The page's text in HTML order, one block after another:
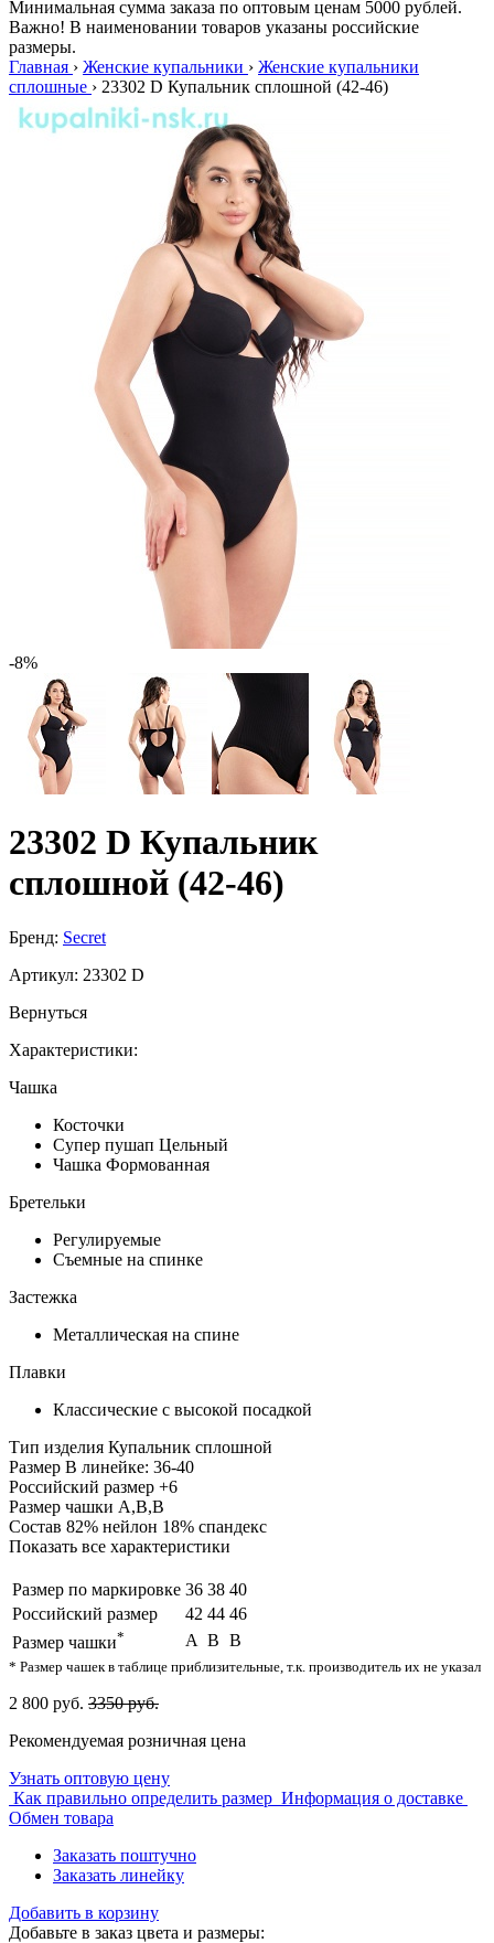
Минимальная сумма заказа по оптовым ценам 5000 рублей.
Важно! В наименовании товаров указаны российские
размеры.
Главная › Женские купальники › Женские купальники
сплошные › 23302 D Купальник сплошной (42-46)
-8%
23302 D Купальник
сплошной (42-46)
Бренд: Secret
Артикул: 23302 D
Вернуться
Характеристики:
Чашка
Косточки
Супер пушап Цельный
Чашка Формованная
Бретельки
Регулируемые
Съемные на спинке
Застежка
Металлическая на спине
Плавки
Классические с высокой посадкой
Тип изделия Купальник сплошной
Размер В линейке: 36-40
Российский размер +6
Размер чашки A,B,B
Состав 82% нейлон 18% спандекс
Показать все характеристики
Размер по маркировке 36 38 40
Российский размер
42 44 46
Размер чашки* A B B
* Размер чашек в таблице приблизительные, т.к. производитель их не указал
2 800 руб. 3350 руб.
Рекомендуемая розничная цена
Узнать оптовую цену
Как правильно определить размер Информация о доставке
Обмен товара
Заказать поштучно
Заказать линейку
Добавить в корзину
Добавьте в заказ цвета и размеры: